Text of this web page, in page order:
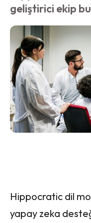
geliştirici ekip
Hippocratic dil
yapay zeka